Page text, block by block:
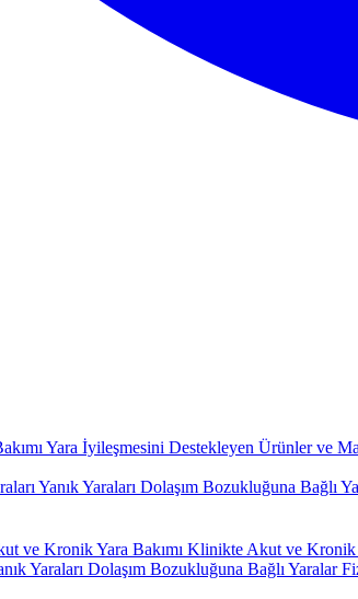
Yara İyileşmesini Destekleyen Ürünler ve
Yanık Yaraları Dolaşım Bozukluğuna Bağlı
ve Kronik Yara Bakımı Klinikte Akut ve Kronik
Yaraları Dolaşım Bozukluğuna Bağlı Yaralar